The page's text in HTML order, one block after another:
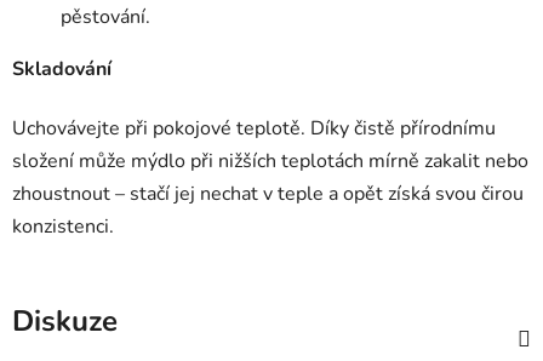
pěstování.
Skladování
Uchovávejte při pokojové teplotě. Díky čistě přírodnímu
složení může mýdlo při nižších teplotách mírně zakalit nebo
zhoustnout – stačí jej nechat v teple a opět získá svou čirou
konzistenci.
Diskuze